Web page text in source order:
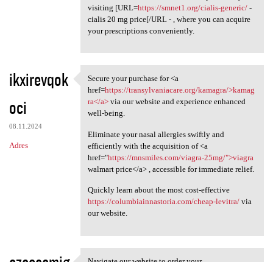
visiting [URL=https://smnet1.org/cialis-generic/-
cialis 20 mg price[/URL - , where you can acquire
your prescriptions conveniently.
ikxirevqok
oci
08.11.2024
Adres
Secure your purchase for <a
Secure your purchase for <a
href=https://transylvaniacare.org/kamagra/>kamag
ra</a>via our website and experience enhanced
well-being.
Eliminate your nasal allergies swiftly and
efficiently with the acquisition of <a
href="https://mnsmiles.com/viagra-25mg/">viagra
walmart price</a> , accessible for immediate relief.
Quickly learn about the most cost-effective
https://columbiainnastoria.com/cheap-levitra/via
our website.